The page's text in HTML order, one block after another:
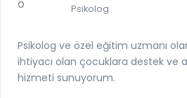
Psikolog
Psikolog ve özel eğitim uzmanı
ihtiyacı olan çocuklara destek ve
hizmeti sunuyorum.